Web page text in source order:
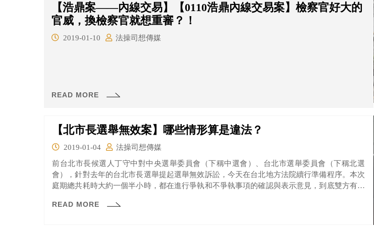
【浩鼎案——內線交易】【0110浩鼎內線交易案】檢察官好大的
官威，換檢察官就想重審？！
2019-01-10 法操司想傳媒
READ MORE
【北市長選舉無效案】哪些情形算是違法？
2019-01-04
法操司想傳媒
前台北市長候選人丁守中對中央選舉委員會（下稱中選會）、台北市選舉委員會（下稱北選
會），針對去年的台北市長選舉提起選舉無效訴訟，今天在台北地方法院續行準備程序。本次
庭期總共耗時大約一個半小時，都在進行爭執和不爭執事項的確認與表示意見，到底雙方有爭
READ MORE